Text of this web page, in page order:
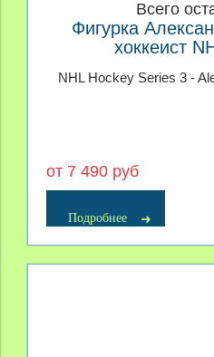
Всего
Фигурка
хоккеист
NHL Hockey Series 3 -
от 7 490 руб
Подробнее